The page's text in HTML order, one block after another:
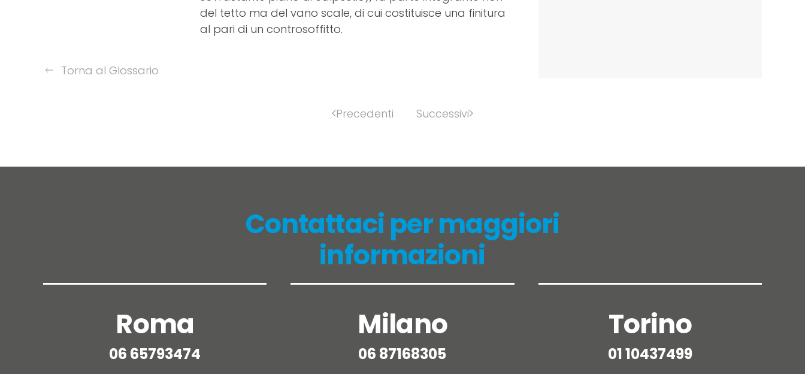
del tetto ma del va­no scale, di cui costituisce una finitura
al pari di un controsoffitto.
Torna al Glossario
Precedenti Successivi
Contattaci per maggiori
informazioni
Roma
06 65793474
Milano
06 87168305
Torino
01 10437499